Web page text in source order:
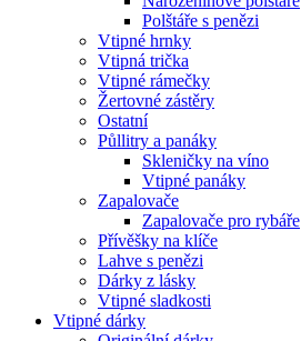
Polštáře s penězi
Vtipné hrnky
Vtipná trička
Vtipné rámečky
Žertovné zástěry
Ostatní
Půllitry a panáky
Skleničky na víno
Vtipné panáky
Zapalovače
Zapalovače pro rybáře
Přívěšky na klíče
Lahve s penězi
Dárky z lásky
Vtipné sladkosti
Vtipné dárky